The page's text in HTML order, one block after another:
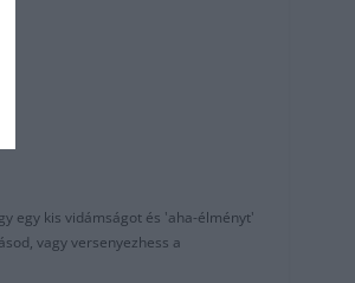
egy kis vidámságot és 'aha-élményt'
vagy versenyezhess a